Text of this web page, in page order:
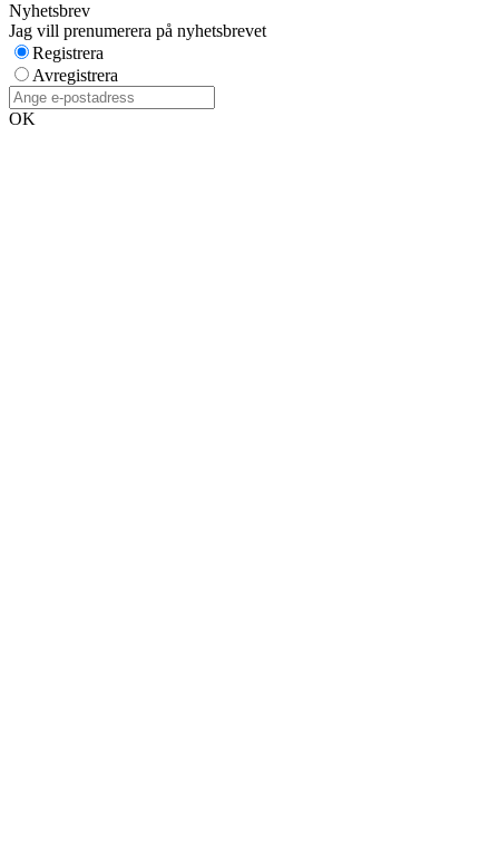
Nyhetsbrev
Jag vill prenumerera på nyhetsbrevet
Registrera
Avregistrera
OK